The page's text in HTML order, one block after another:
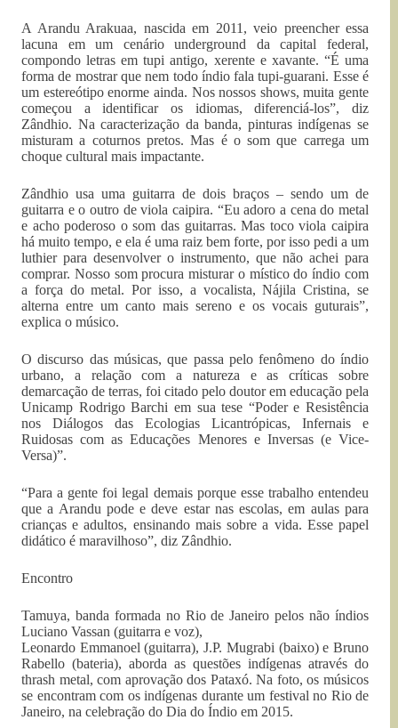
A Arandu Arakuaa, nascida em 2011, veio preencher essa
lacuna em um cenário underground da capital federal,
compondo letras em tupi antigo, xerente e xavante. “É uma
forma de mostrar que nem todo índio fala tupi-guarani. Esse é
um estereótipo enorme ainda. Nos nossos shows, muita gente
começou a identificar os idiomas, diferenciá-los”, diz
Zândhio. Na caracterização da banda, pinturas indígenas se
misturam a coturnos pretos. Mas é o som que carrega um
choque cultural mais impactante.
Zândhio usa uma guitarra de dois braços – sendo um de
guitarra e o outro de viola caipira. “Eu adoro a cena do metal
e acho poderoso o som das guitarras. Mas toco viola caipira
há muito tempo, e ela é uma raiz bem forte, por isso pedi a um
luthier para desenvolver o instrumento, que não achei para
comprar. Nosso som procura misturar o místico do índio com
a força do metal. Por isso, a vocalista, Nájila Cristina, se
alterna entre um canto mais sereno e os vocais guturais”,
explica o músico.
O discurso das músicas, que passa pelo fenômeno do índio
urbano, a relação com a natureza e as críticas sobre
demarcação de terras, foi citado pelo doutor em educação pela
Unicamp Rodrigo Barchi em sua tese “Poder e Resistência
nos Diálogos das Ecologias Licantrópicas, Infernais e
Ruidosas com as Educações Menores e Inversas (e Vice-
Versa)”.
“Para a gente foi legal demais porque esse trabalho entendeu
que a Arandu pode e deve estar nas escolas, em aulas para
crianças e adultos, ensinando mais sobre a vida. Esse papel
didático é maravilhoso”, diz Zândhio.
Encontro
Tamuya, banda formada no Rio de Janeiro pelos não índios
Luciano Vassan (guitarra e voz),
Leonardo Emmanoel (guitarra), J.P. Mugrabi (baixo) e Bruno
Rabello (bateria), aborda as questões indígenas através do
thrash metal, com aprovação dos Pataxó. Na foto, os músicos
se encontram com os indígenas durante um festival no Rio de
Janeiro, na celebração do Dia do Índio em 2015.